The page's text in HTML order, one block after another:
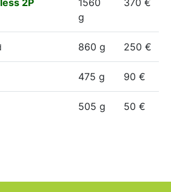
g
860 g 250 €
475 g 90 €
505 g 50 €